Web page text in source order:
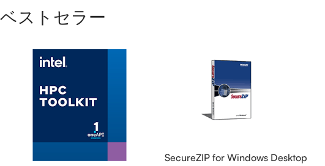
ベストセラー
SecureZIP for Windows Desktop